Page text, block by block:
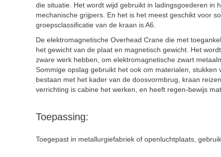
die situatie. Het wordt wijd gebruikt in ladingsgoederen in
mechanische grijpers. En het is het meest geschikt voor
groepsclassificatie van de kraan is A6.
De elektromagnetische Overhead Crane die met
het gewicht van de plaat en magnetisch gewicht. Het
zware werk hebben, om elektromagnetische zwart
Sommige opslag gebruikt het ook om materialen,
bestaan met het kader van de doosvormbrug, kraan
verrichting is cabine het werken, en heeft regen-bewijs
Toepassing:
Toegepast in metallurgiefabriek of openluchtplaats,